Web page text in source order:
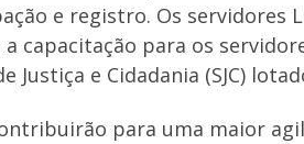
e registro. Os servidores
capacitação para os
Justiça e Cidadania (SJC)
para uma maior